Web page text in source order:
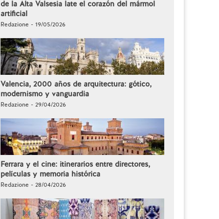
de la Alta Valsesia late el corazón del mármol
artificial
Redazione - 19/05/2026
Valencia, 2000 años de arquitectura: gótico,
modernismo y vanguardia
Redazione - 29/04/2026
Ferrara y el cine: itinerarios entre directores,
películas y memoria histórica
Redazione - 28/04/2026